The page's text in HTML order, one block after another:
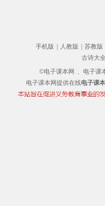
手机版 人教版 苏教版
古诗大全
©电子课本网 、电子课
电子课本网提供在线电子课本